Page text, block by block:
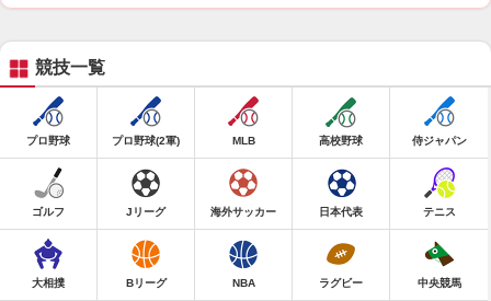
競技一覧
プロ野球 プロ野球(2軍) MLB 高校野球 侍ジャパン
ゴルフ Jリーグ 海外サッカー 日本代表 テニス
大相撲 Bリーグ NBA ラグビー 中央競馬